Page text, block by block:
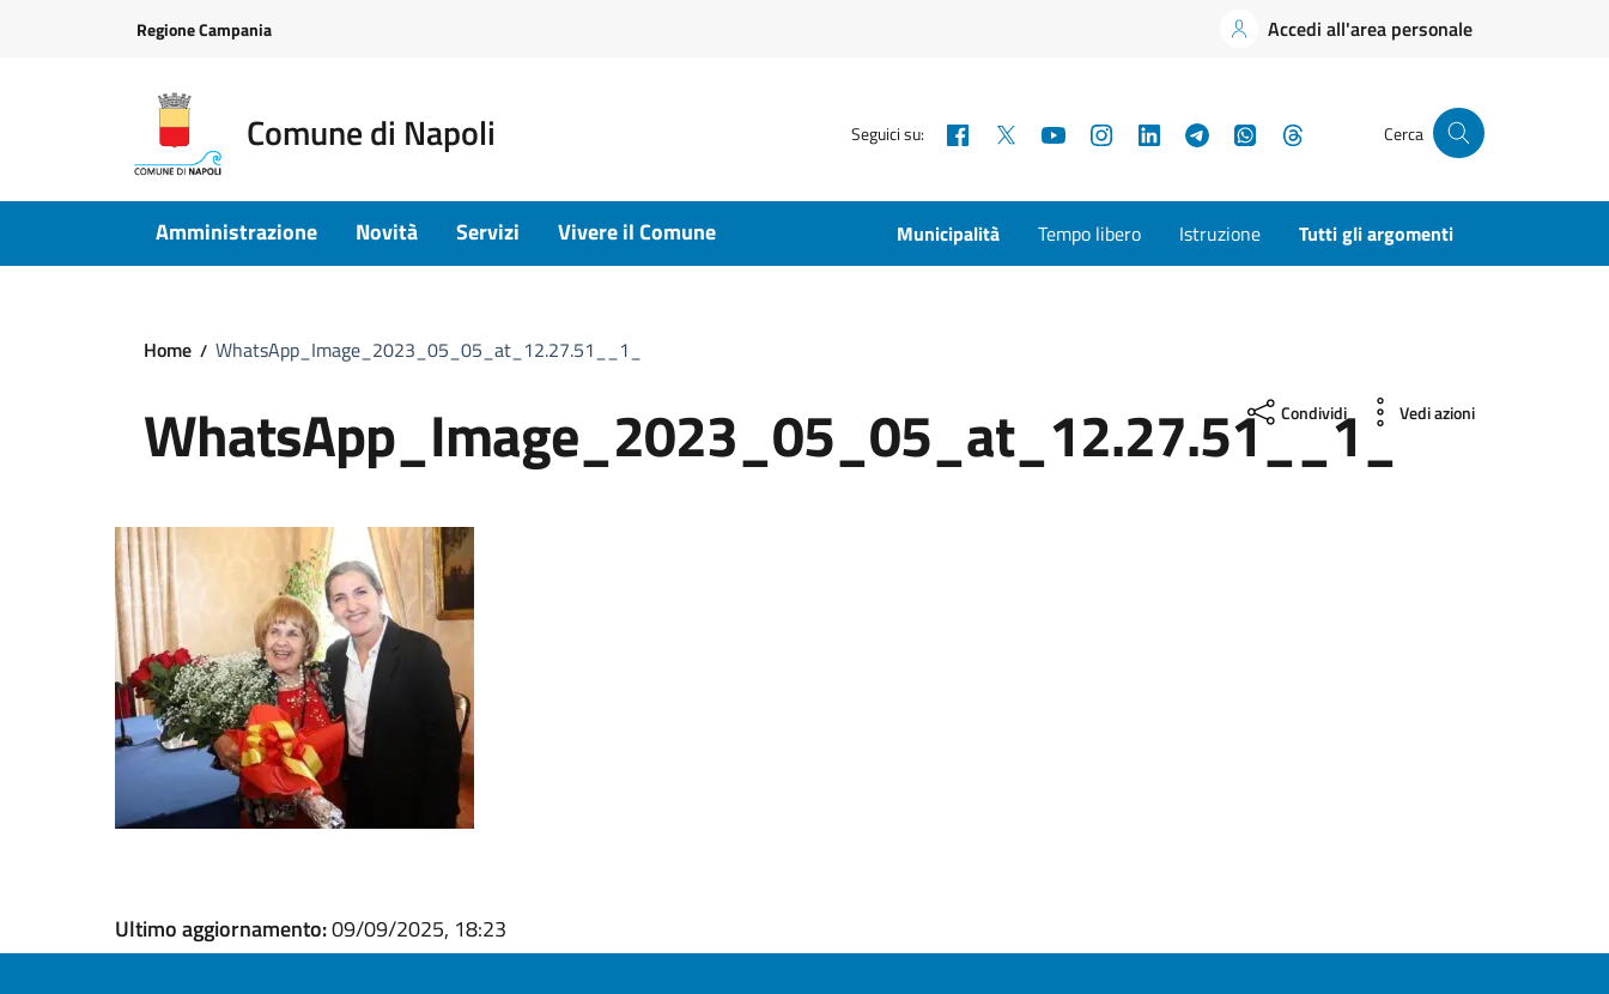
Regione Campania Accedi all'area personale
Comune di Napoli Seguici su: Facebook YouTubeInstagramLinkedInTelegramWhatsApp Cerca
Amministrazione Novità Servizi Vivere il Comune Municipalità Tempo libero Istruzione Tutti gli argomenti
Home WhatsApp_Image_2023_05_05_at_12.27.51__1_
WhatsApp_Image_2023_05_05_at_12.27.51__1_
Condividi Vedi azioni
Ultimo aggiornamento:09/09/2025, 18:23